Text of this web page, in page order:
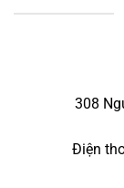
308
Điện